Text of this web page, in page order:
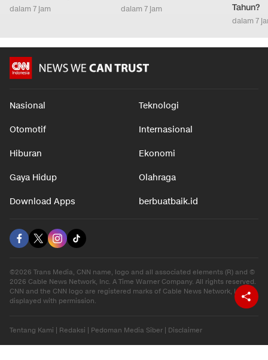
dalam 7 jam dalam 7 jam
Tahun?
dalam 7
Nasional Teknologi
Otomotif Internasional
Hiburan Ekonomi
Gaya Hidup Olahraga
Download Apps berbuatbaik.id
©2026 Trans Media, CNN name, logo and all associated elements (R) and ©
2026 Cable News Network, Inc. A Time Warner Company. All rights reserved.
CNN and the CNN logo are registered marks of Cable News Network, Inc.,
displayed with permission.
Tentang Kami Redaksi Pedoman Media Siber Disclaimer